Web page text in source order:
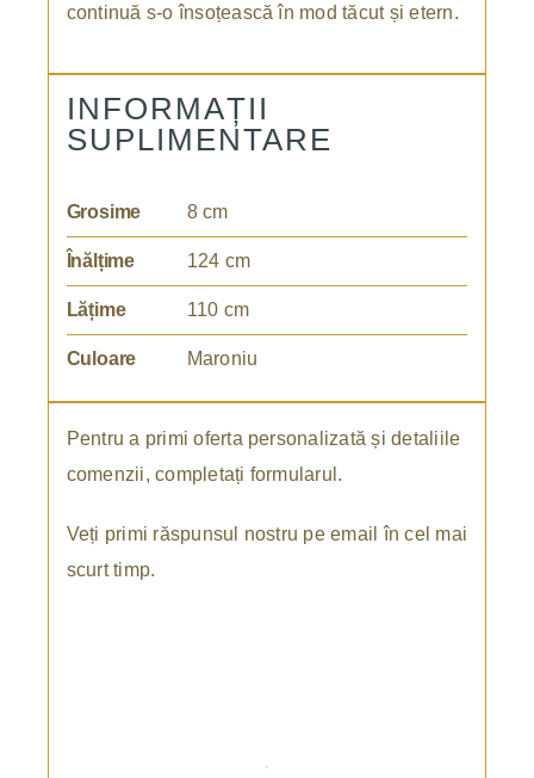
continuă s-o însoțească în mod tăcut și etern.
INFORMAȚII
SUPLIMENTARE
Grosime 8 cm
Înălțime 124 cm
Lățime 110 cm
Culoare Maroniu
Pentru a primi oferta personalizată și detaliile
comenzii, completați formularul.
Veți primi răspunsul nostru pe email în cel mai
scurt timp.